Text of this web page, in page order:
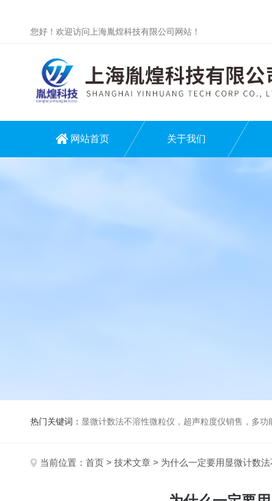
您好！欢迎访问上海胤煌科技有限公司网站！
网站首页 关于我们
热门关键词： 显微计数法不溶性微粒仪，超声粒度仪销售，多功能超声粒度分析仪，粒度及
当前位置： 首页 > 技术文章 > 为什么一定要用显微计数